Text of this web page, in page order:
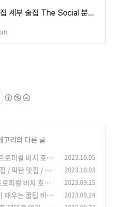
세부 시티 맛집 세부 술집 The Social 분위기 좋고 음식도 수준급
고리의 다른 글
로피컬 비치 호텔
고주스 / 해변 (0)
2023.10.05
/ 막탄 맛집 / 딥
당 (0)
2023.10.03
피컬 비치 호텔
드 룸 가격 (0)
2023.09.25
는 꿀팁 비행
2023.09.24